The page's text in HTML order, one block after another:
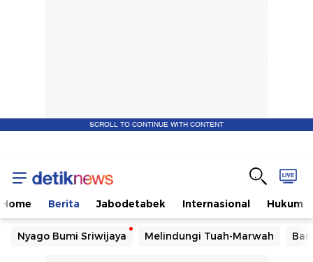
SCROLL TO CONTINUE WITH CONTENT
Home Berita Jabodetabek Internasional Hukum
Nyago Bumi Sriwijaya Melindungi Tuah-Marwah